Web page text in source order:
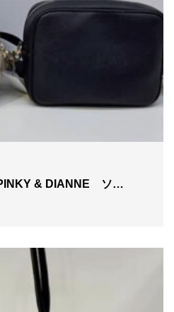
PINKY & DIANNE ソ…